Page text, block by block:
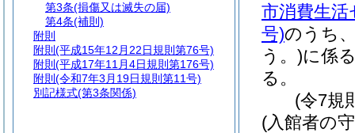
市消費生活
号)のうち
う。)に係
る。
(令7規
(入館者の
第3条(損傷又は滅失の届)
第4条(補則)
附則
附則 (平成15年12月22日規則第76号)
附則 (平成17年11月4日規則第176号)
附則 (令和7年3月19日規則第11号)
別記様式(第3条関係)